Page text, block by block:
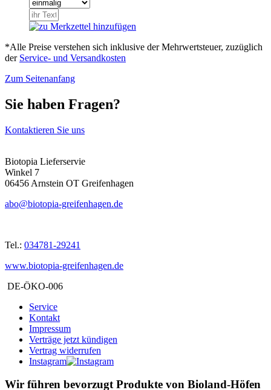
*Alle Preise verstehen sich inklusive der Mehrwertsteuer, zuzüglich
der Service- und Versandkosten
Zum Seitenanfang
Sie haben Fragen?
Kontaktieren Sie uns
Biotopia Lieferservie
Winkel 7
06456 Arnstein OT Greifenhagen
abo@biotopia-greifenhagen.de
Tel.: 034781-29241
www.biotopia-greifenhagen.de
DE-ÖKO-006
Service
Kontakt
Impressum
Verträge jetzt kündigen
Vertrag widerrufen
Instagram
Wir führen bevorzugt Produkte von Bioland-Höfen